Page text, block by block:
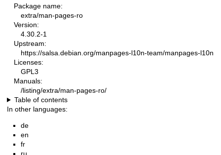
Package name:
extra/man-pages-ro
Version:
4.30.2-1
Upstream:
https://salsa.debian.org/manpages-l10n-team/manpages-l10n
Licenses:
GPL3
Manuals:
/listing/extra/man-pages-ro/
Table of contents
In other languages:
de
en
fr